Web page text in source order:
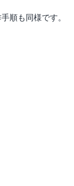
順も同様です。